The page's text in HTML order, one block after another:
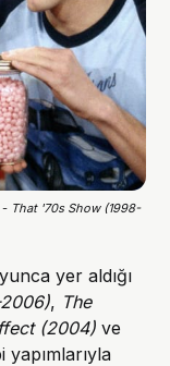
- That '70s Show (1998-
yer aldığı
, The
(2004) ve
yapımlarıyla